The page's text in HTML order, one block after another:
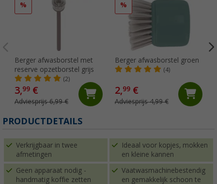
%
Berger afwasborstel met
reserve opzetborstel grijs
(2)
3,99 €
Adviesprijs 6,99 €
%
Berger afwasborstel groen
(4)
2,99€
Adviesprijs 4,99 €
PRODUCTDETAILS
Verkrijgbaar in twee
afmetingen
Ideaal voor kopjes, mokken
en kleine kannen
Geen apparaat nodig -
handmatig koffie zetten
Vaatwasmachinebestendig
en gemakkelijk schoon te